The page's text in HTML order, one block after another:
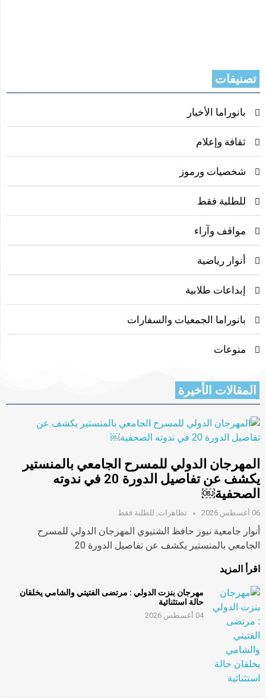
تصنيفات
بانوراما الأخبار
ثقافة وإعلام
شخصيات ورموز
للطلبة فقط
مواقف وآراء
أنوار رياضية
إبداعات طلابية
بانوراما الجمعيات والسفارات
منوعات
المقالات الأخيرة
المهرجان الدولي للمسرح الجامعي بالمنستير
يكشف عن تفاصيل الدورة 20 في ندوته
الصحفية￼
06 أغسطس 2026 تظاهرات, للطلبة فقط
أنوار جامعية نيوز حافظ الشتيوي المهرجان الدولي للمسرح
الجامعي بالمنستير يكشف عن تفاصيل الدورة 20
اقرأ المزيد
مهرجان بنزت الدولي : مرتضى الفتيتي والشامي يخلقان
حالة استثنائية
04 أغسطس 2026